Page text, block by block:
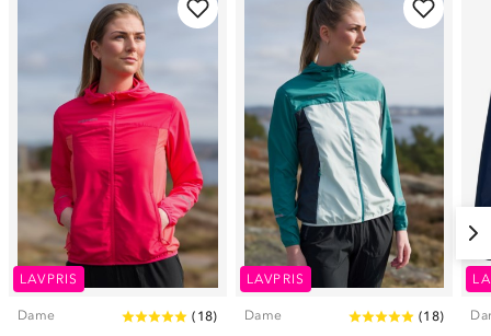
LAVPRIS
Dame ( 18)
LAVPRIS
Dame (18)